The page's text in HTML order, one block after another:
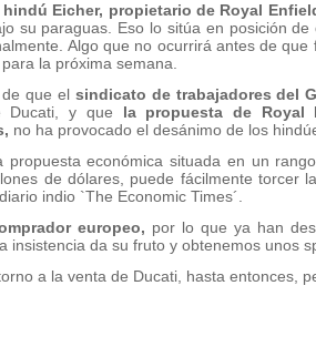
Eicher, propietario de Royal
su paraguas. Eso lo sitúa en posición
Algo que no ocurrirá antes de que
la próxima semana.
que el sindicato de trabajadores del
Ducati, y que la propuesta de Royal
no ha provocado el desánimo de los
propuesta económica situada en un
de dólares, puede fácilmente torcer
indio `The Economic Times´.
europeo, por lo que ya han
da su fruto y obtenemos unos
a la venta de Ducati, hasta entonces,